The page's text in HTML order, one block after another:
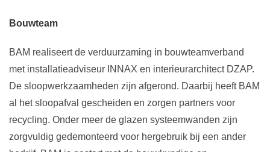
Bouwteam
BAM realiseert de verduurzaming in bouwteamverband
met installatieadviseur INNAX en interieurarchitect DZAP.
De sloopwerkzaamheden zijn afgerond. Daarbij heeft BAM
al het sloopafval gescheiden en zorgen partners voor
recycling. Onder meer de glazen systeemwanden zijn
zorgvuldig gedemonteerd voor hergebruik bij een ander